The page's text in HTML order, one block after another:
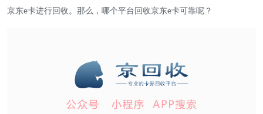
京东e卡进行回收。那么，哪个平台回收京东e卡可靠呢？